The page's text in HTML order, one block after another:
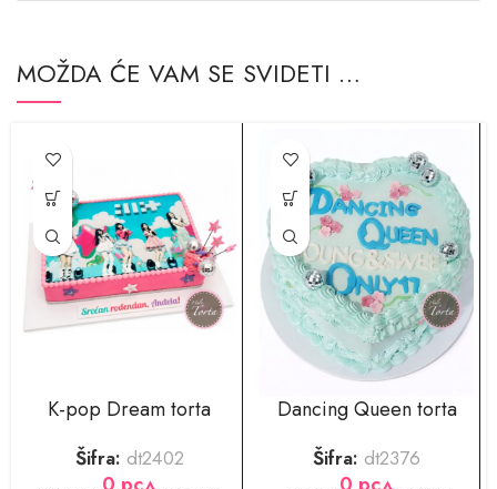
MOŽDA ĆE VAM SE SVIDETI …
K-pop Dream torta
Šifra: dt2402
Dancing Queen torta
Šifra: dt2376